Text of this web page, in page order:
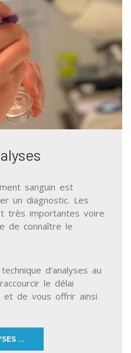
sanguin est
un diagnostic. Les
très importantes voire
de connaître le
d’analyses au
le délai
et de vous offrir ainsi
...